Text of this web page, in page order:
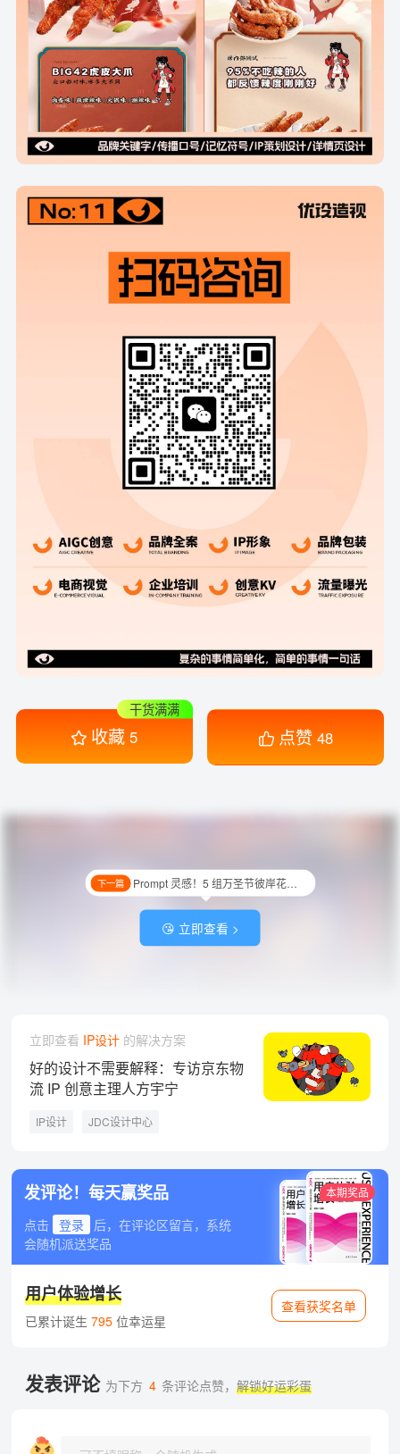
收藏 5
干货满满
点赞 48
😘 立即查看 >
下一篇 Prompt 灵感！5 组万圣节彼岸花创意海报设计
立即查看 IP设计的解决方案
好的设计不需要解释：专访京东物
流 IP 创意主理人方宇宁
IP设计 JDC设计中心
发评论！每天赢奖品
点击 登录
后，在评论区留言，系统
会随机派送奖品
本期奖品
用户体验增长
已累计诞生 795位幸运星
查看获奖名单
发表评论 为下方 4 条评论点赞，解锁好运彩蛋